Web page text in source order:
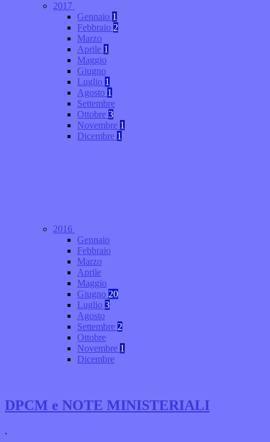
2017
Gennaio 1
Febbraio 2
Marzo
Aprile 1
Maggio
Giugno
Luglio 1
Agosto 1
Settembre
Ottobre 3
Novembre 1
Dicembre 1
2016
Gennaio
Febbraio
Marzo
Aprile
Maggio
Giugno 20
Luglio 3
Agosto
Settembre 2
Ottobre
Novembre 1
Dicembre
DPCM e NOTE MINISTERIALI
.